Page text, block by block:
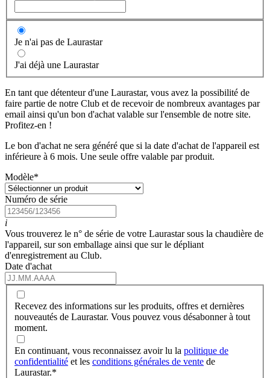
Je n'ai pas de Laurastar
J'ai déjà une Laurastar
En tant que détenteur d'une Laurastar, vous avez la possibilité de
faire partie de notre Club et de recevoir de nombreux avantages par
email ainsi qu'un bon d'achat valable sur l'ensemble de notre site.
Profitez-en !
Le bon d'achat ne sera généré que si la date d'achat de l'appareil est
inférieure à 6 mois. Une seule offre valable par produit.
Modèle*
Numéro de série
i
Vous trouverez le n° de série de votre Laurastar sous la chaudière de
l'appareil, sur son emballage ainsi que sur le dépliant
d'enregistrement au Club.
Date d'achat
Recevez des informations sur les produits, offres et dernières
nouveautés de Laurastar. Vous pouvez vous désabonner à tout
moment.
En continuant, vous reconnaissez avoir lu la politique de
confidentialité et les conditions générales de vente de
Laurastar.*